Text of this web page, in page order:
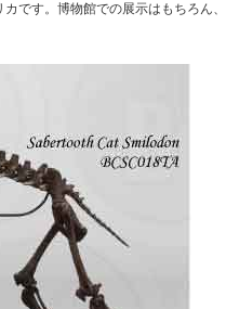
です。博物館での展示はもちろん、